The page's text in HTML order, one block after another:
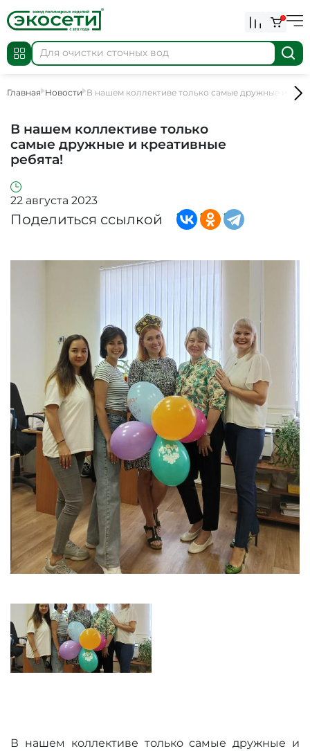
0
Главная Новости В нашем коллективе только самые дружные и
В нашем коллективе только
самые дружные и креативные
ребята!
22 августа 2023
Поделиться ссылкой
В нашем коллективе только самые дружные и